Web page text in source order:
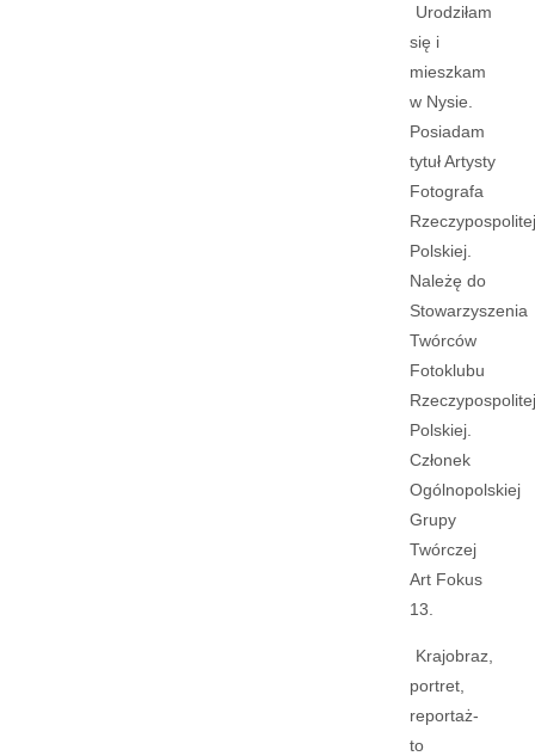
Urodziłam
się i
mieszkam
w Nysie.
Posiadam
tytuł Artysty
Fotografa
Rzeczypospolitej
Polskiej.
Należę do
Stowarzyszenia
Twórców
Fotoklubu
Rzeczypospolitej
Polskiej.
Członek
Ogólnopolskiej
Grupy
Twórczej
Art Fokus
13.
Krajobraz,
portret,
reportaż-
to